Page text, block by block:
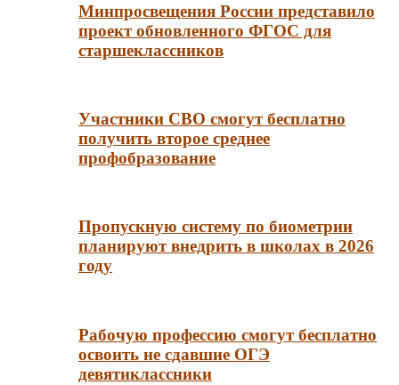
Минпросвещения России представило
проект обновленного ФГОС для
старшеклассников
Участники СВО смогут бесплатно
получить второе среднее
профобразование
Пропускную систему по биометрии
планируют внедрить в школах в 2026
году
Рабочую профессию смогут бесплатно
освоить не сдавшие ОГЭ
девятиклассники